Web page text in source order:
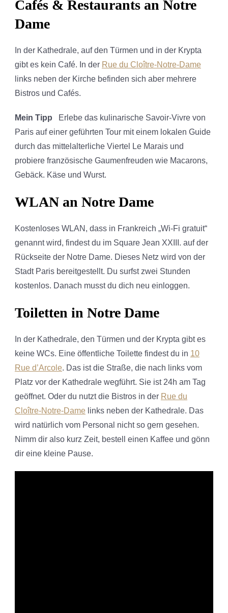
Cafés & Restaurants an Notre
Dame
In der Kathedrale, auf den Türmen und in der Krypta
gibt es kein Café. In der Rue du Cloître-Notre-Dame
links neben der Kirche befinden sich aber mehrere
Bistros und Cafés.
Mein Tipp Erlebe das kulinarische Savoir-Vivre von
Paris auf einer geführten Tour mit einem lokalen Guide
durch das mittelalterliche Viertel Le Marais und
probiere französische Gaumenfreuden wie Macarons,
Gebäck. Käse und Wurst.
WLAN an Notre Dame
Kostenloses WLAN, dass in Frankreich „Wi-Fi gratuit“
genannt wird, findest du im Square Jean XXIII. auf der
Rückseite der Notre Dame. Dieses Netz wird von der
Stadt Paris bereitgestellt. Du surfst zwei Stunden
kostenlos. Danach musst du dich neu einloggen.
Toiletten in Notre Dame
In der Kathedrale, den Türmen und der Krypta gibt es
keine WCs. Eine öffentliche Toilette findest du in 10
Rue d’Arcole. Das ist die Straße, die nach links vom
Platz vor der Kathedrale wegführt. Sie ist 24h am Tag
geöffnet. Oder du nutzt die Bistros in der Rue du
Cloître-Notre-Dame links neben der Kathedrale. Das
wird natürlich vom Personal nicht so gern gesehen.
Nimm dir also kurz Zeit, bestell einen Kaffee und gönn
dir eine kleine Pause.